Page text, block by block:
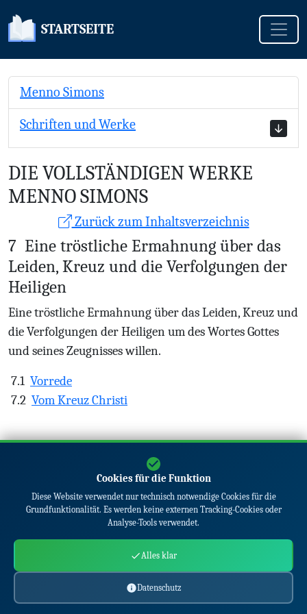
STARTSEITE
Menno Simons
Schriften und Werke
DIE VOLLSTÄNDIGEN WERKE
MENNO SIMONS
Zurück zum Inhaltsverzeichnis
7 Eine tröstliche Ermahnung über das
Leiden, Kreuz und die Verfolgungen der
Heiligen
Eine tröstliche Ermahnungüber das Leiden, Kreuzund
die Verfolgungen der Heiligen um des WortesGottes
und seines Zeugnisses willen.
7.1 Vorrede
7.2 Vom Kreuz Christi
© 2026www.maertyrerspiegel.de|Über|Kontakt
Datenschutz
Cookies für die Funktion
Diese Website verwendet nur technisch notwendige Cookies für die
Grundfunktionalität. Es werden keine externen Tracking-Cookies oder
Analyse-Tools verwendet.
Alles klar
Datenschutz